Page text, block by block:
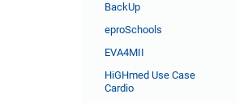
BackUp
eproSchools
EVA4MII
HiGHmed Use Case
Cardio